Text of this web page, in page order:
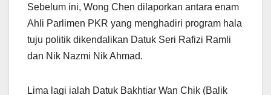
Sebelum ini, Wong Chen dilaporkan antara enam
Ahli Parlimen PKR yang menghadiri program hala
tuju politik dikendalikan Datuk Seri Rafizi Ramli
dan Nik Nazmi Nik Ahmad.
Lima lagi ialah Datuk Bakhtiar Wan Chik (Balik